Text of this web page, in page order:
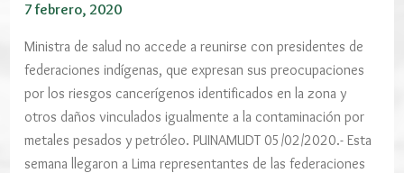
7 febrero, 2020
Ministra de salud no accede a reunirse con presidentes de
federaciones indígenas, que expresan sus preocupaciones
por los riesgos cancerígenos identificados en la zona y
otros daños vinculados igualmente a la contaminación por
metales pesados y petróleo. PUINAMUDT 05/02/2020.- Esta
semana llegaron a Lima representantes de las federaciones